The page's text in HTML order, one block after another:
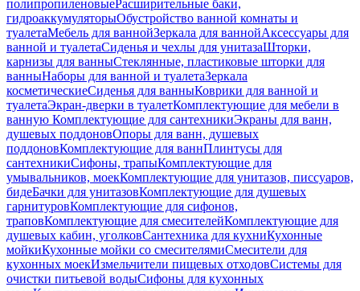
полипропиленовыеРасширительные баки,
гидроаккумуляторыОбустройство ванной комнаты и
туалетаМебель для ваннойЗеркала для ваннойАксессуары для
ванной и туалетаСиденья и чехлы для унитазаШторки,
карнизы для ванныСтеклянные, пластиковые шторки для
ванныНаборы для ванной и туалетаЗеркала
косметическиеСиденья для ванныКоврики для ванной и
туалетаЭкран-дверки в туалетКомплектующие для мебели в
ванную Комплектующие для сантехникиЭкраны для ванн,
душевых поддоновОпоры для ванн, душевых
поддоновКомплектующие для ваннПлинтусы для
сантехникиСифоны, трапыКомплектующие для
умывальников, моекКомплектующие для унитазов, писсуаров,
бидеБачки для унитазовКомплектующие для душевых
гарнитуровКомплектующие для сифонов,
траповКомплектующие для смесителейКомплектующие для
душевых кабин, уголковСантехника для кухниКухонные
мойкиКухонные мойки со смесителямиСмесители для
кухонных моекИзмельчители пищевых отходовСистемы для
очистки питьевой водыСифоны для кухонных